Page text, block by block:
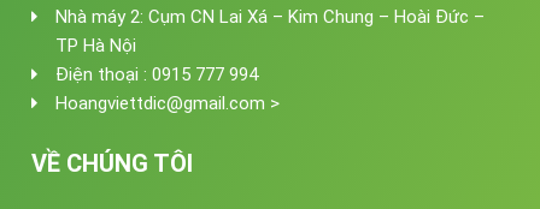
Nhà máy 2: Cụm CN Lai Xá – Kim Chung – Hoài Đức –
TP Hà Nội
Điện thoại : 0915 777 994
Hoangviettdic@gmail.com >
VỀ CHÚNG TÔI